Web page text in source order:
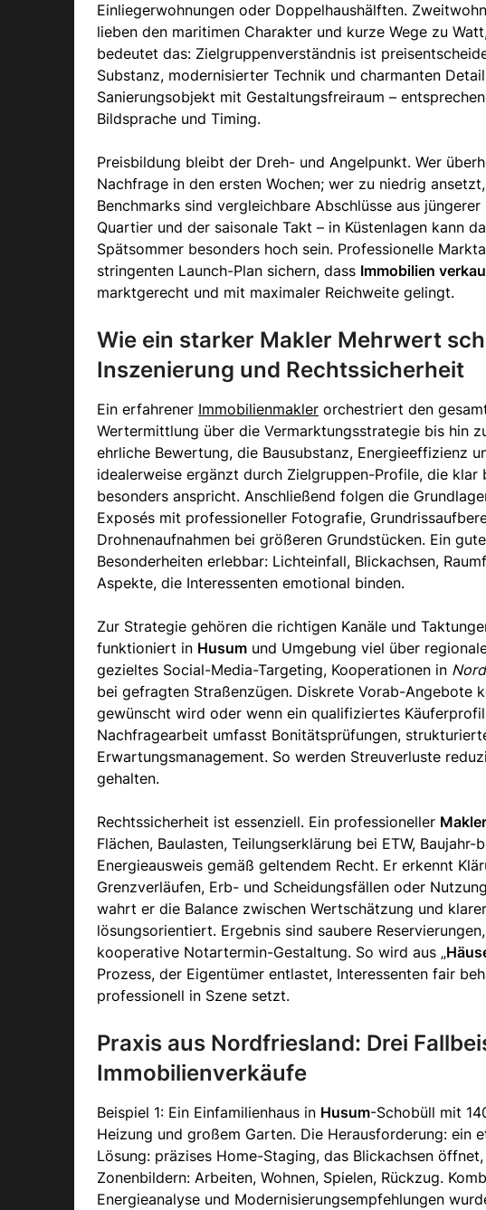
Einliegerwohnungen oder Doppelhaushälften.
lieben den maritimen Charakter und kurze Wege zu
bedeutet das: Zielgruppenverständnis ist
Substanz, modernisierter Technik und charmanten
Sanierungsobjekt mit Gestaltungsfreiraum –
Bildsprache und Timing.
Preisbildung bleibt der Dreh- und Angelpunkt. Wer
Nachfrage in den ersten Wochen; wer zu niedrig
Benchmarks sind vergleichbare Abschlüsse aus
Quartier und der saisonale Takt – in Küstenlagen kann
Spätsommer besonders hoch sein. Professionelle
stringenten Launch-Plan sichern, dass Immobilien
marktgerecht und mit maximaler Reichweite gelingt.
Wie ein starker Makler Mehrwert
Inszenierung und Rechtssicherheit
Ein erfahrener Immobilienmakler orchestriert den
Wertermittlung über die Vermarktungsstrategie bis hin
ehrliche Bewertung, die Bausubstanz, Energieeffizienz
idealerweise ergänzt durch Zielgruppen-Profile, die klar
besonders anspricht. Anschließend folgen die
Exposés mit professioneller Fotografie,
Drohnenaufnahmen bei größeren Grundstücken. Ein
Besonderheiten erlebbar: Lichteinfall, Blickachsen,
Aspekte, die Interessenten emotional binden.
Zur Strategie gehören die richtigen Kanäle und
funktioniert in Husum und Umgebung viel über
gezieltes Social-Media-Targeting, Kooperationen in
bei gefragten Straßenzügen. Diskrete Vorab-Angebote
gewünscht wird oder wenn ein qualifiziertes
Nachfragearbeit umfasst Bonitätsprüfungen,
Erwartungsmanagement. So werden Streuverluste
gehalten.
Rechtssicherheit ist essenziell. Ein professioneller Makler
Flächen, Baulasten, Teilungserklärung bei ETW,
Energieausweis gemäß geltendem Recht. Er erkennt
Grenzverläufen, Erb- und Scheidungsfällen oder
wahrt er die Balance zwischen Wertschätzung und
lösungsorientiert. Ergebnis sind saubere
kooperative Notartermin-Gestaltung. So wird aus „
Prozess, der Eigentümer entlastet, Interessenten fair
professionell in Szene setzt.
Praxis aus Nordfriesland: Drei
Immobilienverkäufe
Beispiel 1: Ein Einfamilienhaus in Husum-Schobüll mit
Heizung und großem Garten. Die Herausforderung: ein
Lösung: präzises Home-Staging, das Blickachsen
Zonenbildern: Arbeiten, Wohnen, Spielen, Rückzug.
Energieanalyse und Modernisierungsempfehlungen